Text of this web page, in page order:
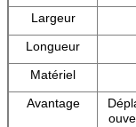
Largeur
Longueur
Matériel
Avantage